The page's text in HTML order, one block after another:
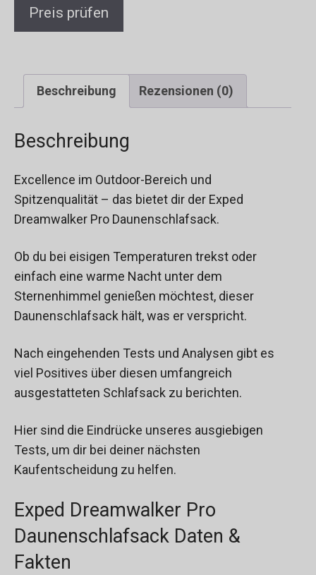
Preis prüfen
Beschreibung Rezensionen (0)
Beschreibung
Excellence im Outdoor-Bereich und
Spitzenqualität – das bietet dir der Exped
Dreamwalker Pro Daunenschlafsack.
Ob du bei eisigen Temperaturen trekst oder
einfach eine warme Nacht unter dem
Sternenhimmel genießen möchtest, dieser
Daunenschlafsack hält, was er verspricht.
Nach eingehenden Tests und Analysen gibt es
viel Positives über diesen umfangreich
ausgestatteten Schlafsack zu berichten.
Hier sind die Eindrücke unseres ausgiebigen
Tests, um dir bei deiner nächsten
Kaufentscheidung zu helfen.
Exped Dreamwalker Pro
Daunenschlafsack Daten &
Fakten